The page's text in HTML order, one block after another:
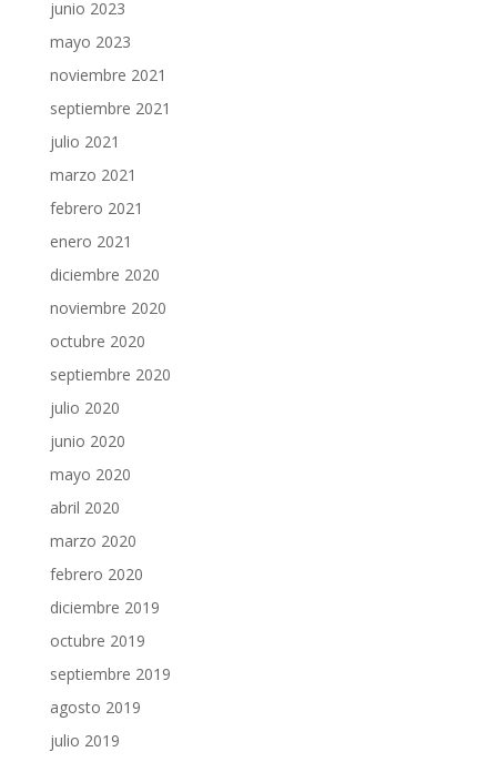
junio 2023
mayo 2023
noviembre 2021
septiembre 2021
julio 2021
marzo 2021
febrero 2021
enero 2021
diciembre 2020
noviembre 2020
octubre 2020
septiembre 2020
julio 2020
junio 2020
mayo 2020
abril 2020
marzo 2020
febrero 2020
diciembre 2019
octubre 2019
septiembre 2019
agosto 2019
julio 2019